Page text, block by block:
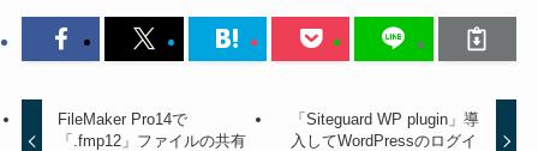
FileMaker Pro14で
「.fmp12」ファイルの共有
「Siteguard WP plugin」導
入してWordPressのログイ